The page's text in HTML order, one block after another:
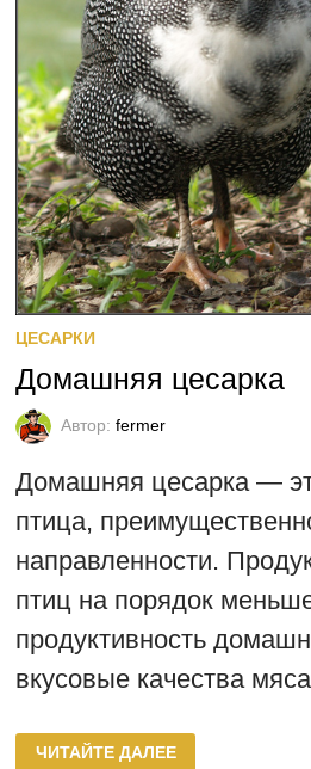
ЦЕСАРКИ
Домашняя цесарка
Автор: fermer
Домашняя цесарка —
птица,
направленности.
птиц на порядок
продуктивность
вкусовые качества
ДОМАШНЯЯ
ЦЕСАРКА
ЧИТАЙТЕ ДАЛЕЕ